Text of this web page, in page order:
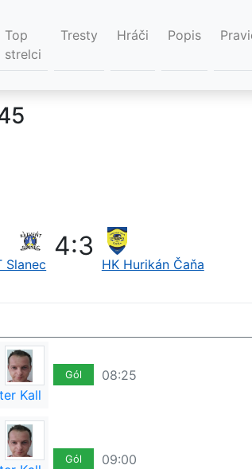
Top
strelci
Tresty Hráči Popis
Slanec
4:3
HK Hurikán Čaňa
Kall
Gól 08:25
Gól 09:00